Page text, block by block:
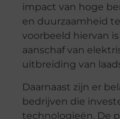
impact van hoge
en duurzaamheid
voorbeeld hiervan
aanschaf van
uitbreiding van
Daarnaast zijn er
bedrijven die
technologieën. De